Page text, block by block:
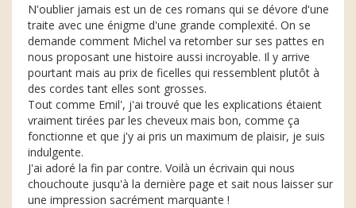
N'oublier jamais est un de ces romans qui se dévore d'une
traite avec une énigme d'une grande complexité. On se
demande comment Michel va retomber sur ses pattes en
nous proposant une histoire aussi incroyable. Il y arrive
pourtant mais au prix de ficelles qui ressemblent plutôt à
des cordes tant elles sont grosses.
Tout comme Emil', j'ai trouvé que les explications étaient
vraiment tirées par les cheveux mais bon, comme ça
fonctionne et que j'y ai pris un maximum de plaisir, je suis
indulgente.
J'ai adoré la fin par contre. Voilà un écrivain qui nous
chouchoute jusqu'à la dernière page et sait nous laisser sur
une impression sacrément marquante !